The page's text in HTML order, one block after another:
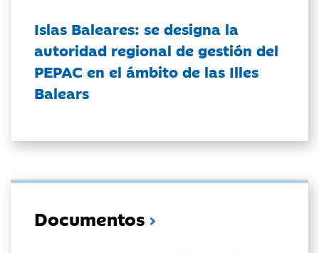
Islas Baleares: se designa la
autoridad regional de gestión del
PEPAC en el ámbito de las Illes
Balears
Documentos